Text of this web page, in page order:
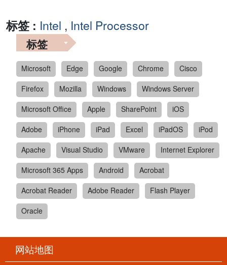
标签 : Intel , Intel Processor
标签
Microsoft Edge Google Chrome
Cisco
Firefox
Mozilla Windows
Windows Server
Microsoft Office
Apple SharePoint
iOS
Adobe
iPhone iPad Excel iPadOS
iPod
Apache
Visual Studio VMware
Internet Explorer
Microsoft 365 Apps
Android
Acrobat
Acrobat Reader
Adobe Reader
Flash Player
Oracle
网站地图